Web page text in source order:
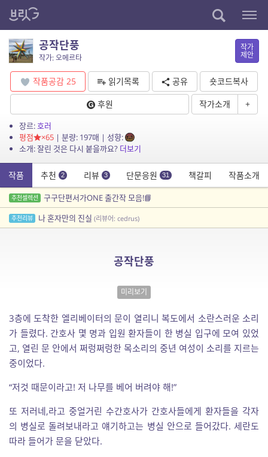
공작단풍
작가: 오메르타
작가
제안
작품공감 25 읽기목록 공유
숏코드복사
후원
작가소개 +
장르:호러
평점
×65| 분량: 197매 | 성향:
소개: 잘린 것은 다시 붙을까요? 더보기
작품 추천 2 리뷰 3 단문응원 31 책갈피 작품소개
추천셀렉션 구구단편서가ONE 출간작 모음!📘
추천리뷰 나 혼자만의 진실 (리뷰어: cedrus)
공작단풍
미리보기
3층에 도착한 엘리베이터의 문이 열리니 복도에서 소란스러운 소리
가 들렸다. 간호사 몇 명과 입원 환자들이 한 병실 입구에 모여 있었
고, 열린 문 안에서 쩌렁쩌렁한 목소리의 중년 여성이 소리를 지르는
중이었다.
“저것 때문이라고! 저 나무를 베어 버려야 해!”
또 저러네,라고 중얼거린 수간호사가 간호사들에게 환자들을 각자
의 병실로 돌려보내라고 얘기하고는 병실 안으로 들어갔다. 세란도
따라 들어가 문을 닫았다.